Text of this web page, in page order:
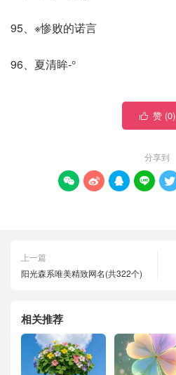
95、※惨败的诺言
96、夏清眸-°
 赞 (0)
分享到
    
上一篇
阳光森系唯美精致网名(共322个)
相关推荐